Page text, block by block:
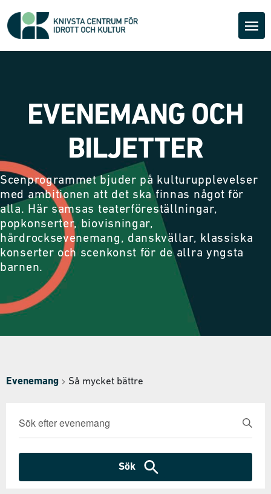
EVENEMANG OCH
BILJETTER
Scenprogrammet bjuder på kulturupplevelser
med ambitionen att det ska finnas något för
alla. Här samsas teaterföreställningar,
popkonserter, biovisningar,
hårdrocksevenemang, danskvällar, klassiska
konserter och scenkonst för de allra yngsta
barnen.
Evenemang Så mycket bättre
Search
and
nyckelord.
Sök
efter
efter
Sök